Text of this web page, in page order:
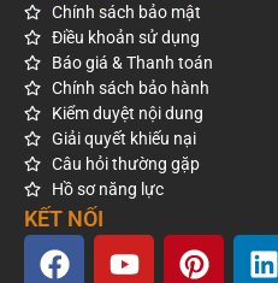
Chính sách bảo mật
Điều khoản sử dụng
Báo giá & Thanh toán
Chính sách bảo hành
Kiểm duyệt nội dung
Giải quyết khiếu nại
Câu hỏi thường gặp
Hồ sơ năng lực
KẾT NỐI